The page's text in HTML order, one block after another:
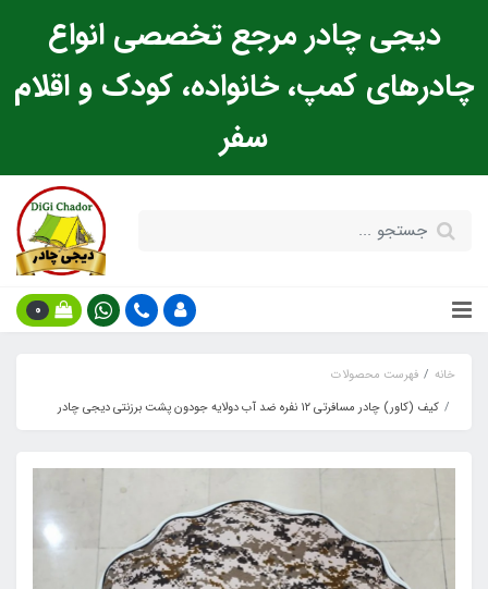
دیجی چادر مرجع تخصصی انواع
چادرهای کمپ، خانواده، کودک و اقلام
سفر
0
خانه
فهرست محصولات
کیف (کاور) چادر مسافرتی ۱۲ نفره ضد آب دولایه جودون پشت برزنتی دیجی چادر